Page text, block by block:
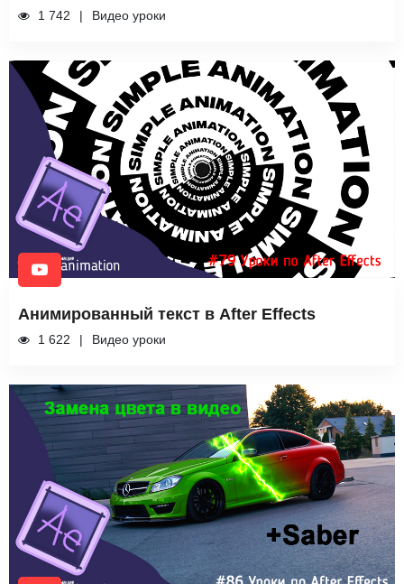
1 742 Видео уроки
Анимированный текст в After Effects
1 622 Видео уроки